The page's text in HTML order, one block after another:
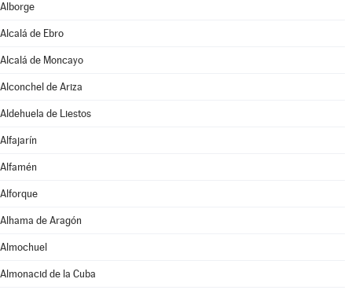
Alborge
Alcalá de Ebro
Alcalá de Moncayo
Alconchel de Ariza
Aldehuela de Liestos
Alfajarín
Alfamén
Alforque
Alhama de Aragón
Almochuel
Almonacid de la Cuba